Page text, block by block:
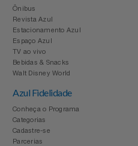
Ônibus
Revista Azul
Estacionamento Azul
Espaço Azul
TV ao vivo
Bebidas & Snacks
Walt Disney World
Azul Fidelidade
Conheça o Programa
Categorias
Cadastre-se
Parcerias